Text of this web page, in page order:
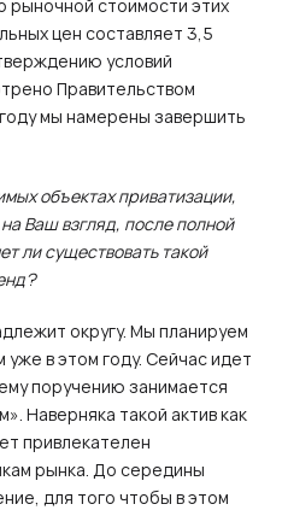
рыночной стоимости этих
цен составляет 3,5
условий
Правительством
мы намерены завершить
объектах приватизации,
Ваш взгляд, после полной
ли существовать такой
округу. Мы планируем
в этом году. Сейчас идет
поручению занимается
Наверняка такой актив как
привлекателен
рынка. До середины
для того чтобы в этом